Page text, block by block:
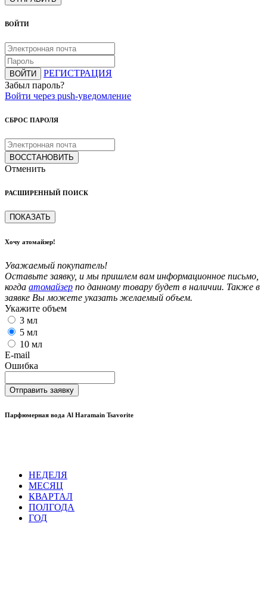
ВОЙТИ
ВОЙТИ
РЕГИСТРАЦИЯ
Забыл пароль?
Войти через push-уведомление
СБРОС ПАРОЛЯ
ВОССТАНОВИТЬ
Отменить
РАСШИРЕННЫЙ ПОИСК
ПОКАЗАТЬ
Хочу атомайзер!
Уважаемый покупатель!
Оставьте заявку, и мы пришлем вам информационное письмо,
когда атомайзер по данному товару будет в наличии. Также в
заявке Вы можете указать желаемый объем.
Укажите объем
3 мл
5 мл
10 мл
E-mail
Ошибка
Отправить заявку
Парфюмерная вода Al Haramain Tsavorite
НЕДЕЛЯ
МЕСЯЦ
КВАРТАЛ
ПОЛГОДА
ГОД